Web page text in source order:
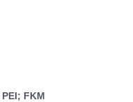
FKM